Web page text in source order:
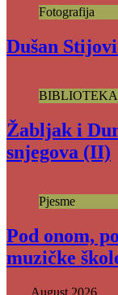
Fotografija
Dušan
BIBLIOTEKA
Žabljak i
snjegova (II)
Pjesme
Pod onom,
muzičke
August 2026